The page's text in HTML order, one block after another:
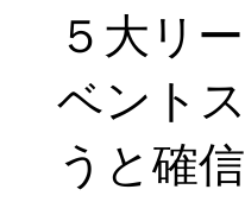
５大リ
ベント
うと確